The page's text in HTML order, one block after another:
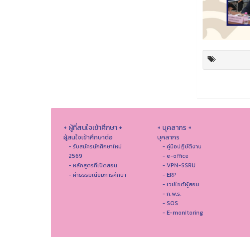
+ ผู้ที่สนใจเข้าศึกษา +
ผู้สนใจเข้าศึกษาต่อ
- รับสมัครนักศึกษาใหม่
2569
- หลักสูตรที่เปิดสอน
- ค่าธรรมเนียมการศึกษา
+ บุคลากร +
บุคลากร
- คู่มือปฏิบัติงาน
- e-office
- VPN-SSRU
- ERP
- เวปไซต์ผู้สอน
- ก.พ.ร.
- SOS
- E-monitoring